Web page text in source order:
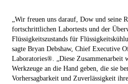
„Wir freuen uns darauf, Dow und seine
fortschrittlichen Labortests und der
Flüssigkeitszustands für
sagte Bryan Debshaw, Chief Executive
Laboratories®. „Diese Zusammenarbeit
Werkzeuge an die Hand geben, die sie
Vorhersagbarkeit und Zuverlässigkeit